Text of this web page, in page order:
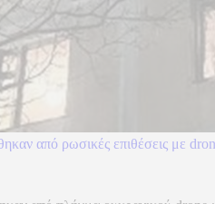
από ρωσικές επιθέσεις με